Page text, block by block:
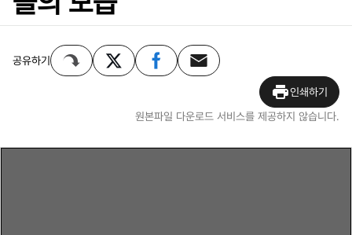
공유하기
인쇄하기
원본파일 다운로드 서비스를 제공하지 않습니다.